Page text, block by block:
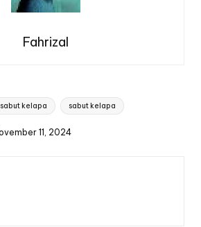
Fahrizal
kelapa sabut kelapa
11, 2024